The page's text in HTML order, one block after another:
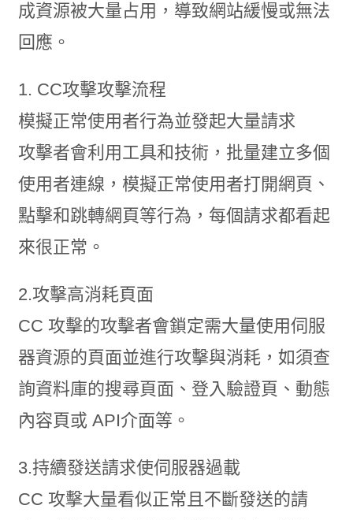
成資源被大量占用，導致網站緩慢或無法
回應。
1. CC攻擊攻擊流程
模擬正常使用者行為並發起大量請求
攻擊者會利用工具和技術，批量建立多個
使用者連線，模擬正常使用者打開網頁、
點擊和跳轉網頁等行為，每個請求都看起
來很正常。
2.攻擊高消耗頁面
CC 攻擊的攻擊者會鎖定需大量使用伺服
器資源的頁面並進行攻擊與消耗，如須查
詢資料庫的搜尋頁面、登入驗證頁、動態
內容頁或 API介面等。
3.持續發送請求使伺服器過載
CC 攻擊大量看似正常且不斷發送的請